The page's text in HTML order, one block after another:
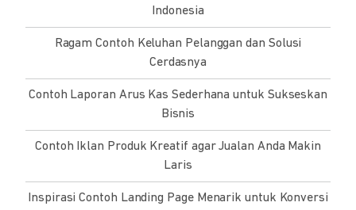
Indonesia
Ragam Contoh Keluhan Pelanggan dan Solusi
Cerdasnya
Contoh Laporan Arus Kas Sederhana untuk Sukseskan
Bisnis
Contoh Iklan Produk Kreatif agar Jualan Anda Makin
Laris
Inspirasi Contoh Landing Page Menarik untuk Konversi